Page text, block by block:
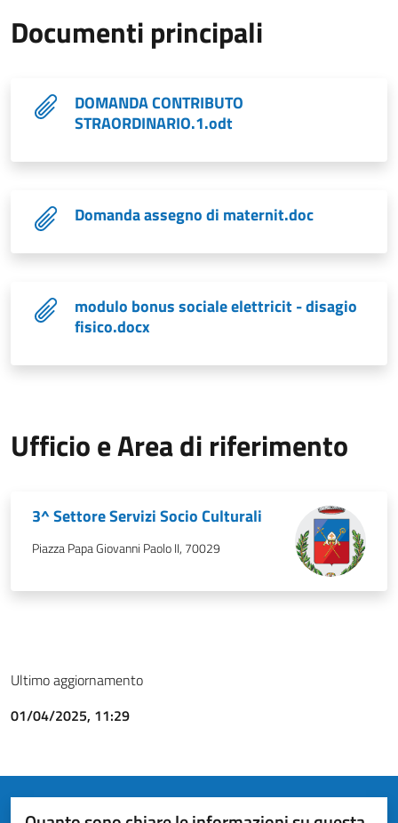
Documenti principali
DOMANDA CONTRIBUTO
STRAORDINARIO.1.odt
Domanda assegno di maternit.doc
modulo bonus sociale elettricit - disagio
fisico.docx
Ufficio e Area di riferimento
3^ Settore Servizi Socio Culturali
Piazza Papa Giovanni Paolo II, 70029
Ultimo aggiornamento
01/04/2025, 11:29